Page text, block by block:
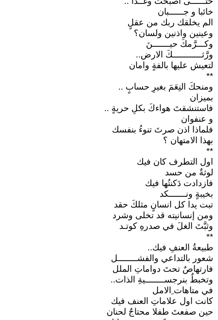
خائبا و جــــــبان
الم يخلقك ربك من عقلٍ
وعينين واذنين ولسان؟
وكـــرَّمكَ حيـــــــنَ
ورَّثــــــــــــكَ الارض..
لتعيش عليها بالفةٍ وامان
**
ومنحكَ النِعَمَ بغيرِ حسابٍ ..
بميزان
فاستنشقتَ هواءكَ بكلِ حريةٍ ..
و عنفوان
فلماذا اذن صرتَ تنوءُ بنفسك
بهذا الامتهان ؟
**
اول التطرف كان فيك
لوثةٌ من حسد
فازدادت دَكنتُها فيك
بخيبةٍ ونـــــــكد
تبت يدا كل انسانٍ مثلكَ حقد
ومن إنسانيته قد تخلى وشرد
وثبَّتَ الغلَ في صدرهِ كوتـد
**
طبيعةُ العنفِ فيك..
شعور بالتداعي والفشــــــــل
فارتهاصٌ تحتَ دواماتِ الملل
وتخبطٌ بنرجســــــــيةِ الذات..
في متاهات ِالامل
كانت اول علاماتِ العنف فيك
حين صفعتَ طفلا محتاجٌ لحنان